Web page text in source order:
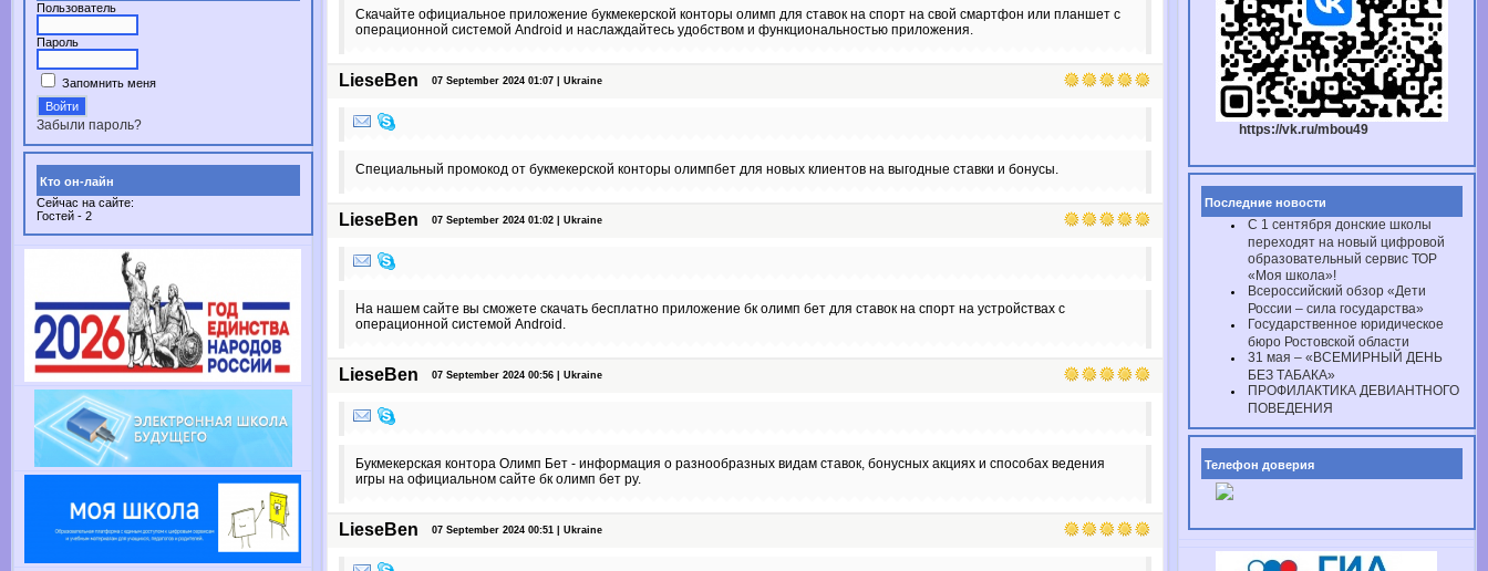
Пользователь
Пароль
Запомнить меня
Забыли пароль?
Кто он-лайн
Сейчас на сайте:
Гостей - 2
Скачайте официальное приложение букмекерской конторы олимп для ставок на спорт на свой смартфон или планшет с
операционной системой Android и наслаждайтесь удобством и функциональностью приложения.
LieseBen 07 September 2024 01:07 | Ukraine
Специальный промокод от букмекерской конторы олимпбет для новых клиентов на выгодные ставки и бонусы.
LieseBen 07 September 2024 01:02 | Ukraine
На нашем сайте вы сможете скачать бесплатно приложение бк олимп бет для ставок на спорт на устройствах с
операционной системой Android.
LieseBen 07 September 2024 00:56 | Ukraine
Букмекерская контора Олимп Бет - информация о разнообразных видам ставок, бонусных акциях и способах ведения
игры на официальном сайте бк олимп бет ру.
LieseBen 07 September 2024 00:51 | Ukraine
https://vk.ru/mbou49
Последние новости
С 1 сентября донские школы
переходят на новый цифровой
образовательный сервис ТОР
«Моя школа»!
Всероссийский обзор «Дети
России – сила государства»
Государственное юридическое
бюро Ростовской области
31 мая – «ВСЕМИРНЫЙ ДЕНЬ
БЕЗ ТАБАКА»
ПРОФИЛАКТИКА ДЕВИАНТНОГО
ПОВЕДЕНИЯ
Телефон доверия